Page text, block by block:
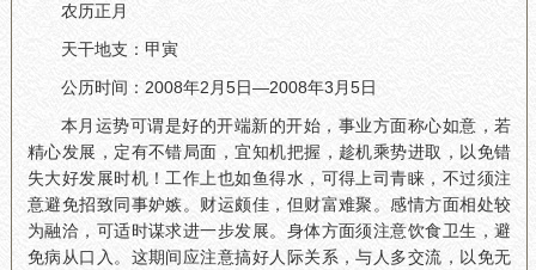
农历正月
天干地支：甲寅
公历时间：2008年2月5日—2008年3月5日
本月运势可谓是好的开端新的开始，事业方面称心如意，若
精心发展，定有不错局面，宜知机把握，趁机乘势进取，以免错
失大好发展时机！工作上也如鱼得水，可得上司青睐，不过须注
意避免招致同事妒嫉。财运颇佳，但财富难聚。感情方面相处较
为融洽，可适时谋求进一步发展。身体方面须注意饮食卫生，避
免病从口入。这期间应注意搞好人际关系，与人多交流，以免无